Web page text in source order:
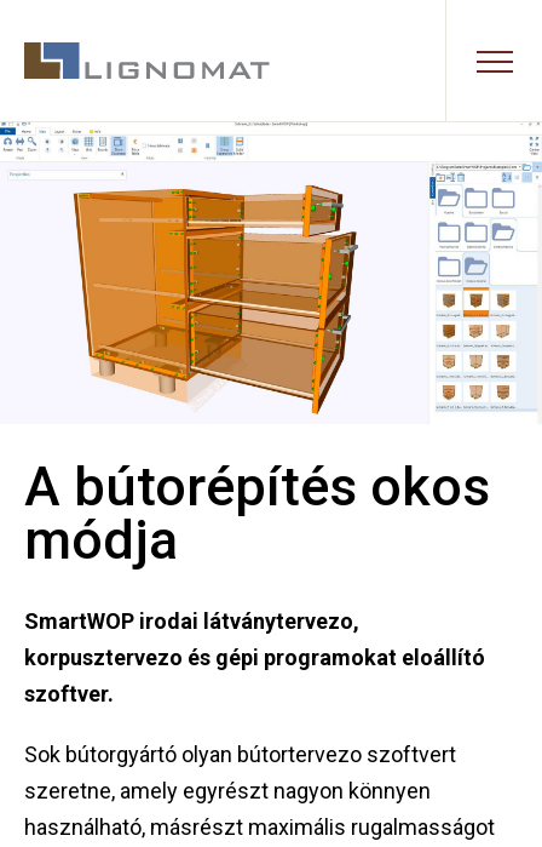
A bútorépítés okos
módja
SmartWOP irodai látványtervezo,
korpusztervezo és gépi programokat eloállító
szoftver.
Sok bútorgyártó olyan bútortervezo szoftvert
szeretne, amely egyrészt nagyon könnyen
használható, másrészt maximális rugalmasságot